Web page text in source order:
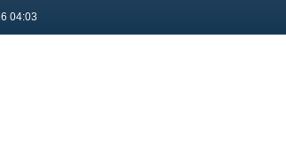
04:03